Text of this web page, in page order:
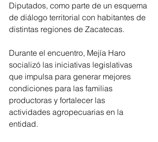
Diputados, como parte de un esquema
de diálogo territorial con habitantes de
distintas regiones de Zacatecas.
Durante el encuentro, Mejía Haro
socializó las iniciativas legislativas
que impulsa para generar mejores
condiciones para las familias
productoras y fortalecer las
actividades agropecuarias en la
entidad.